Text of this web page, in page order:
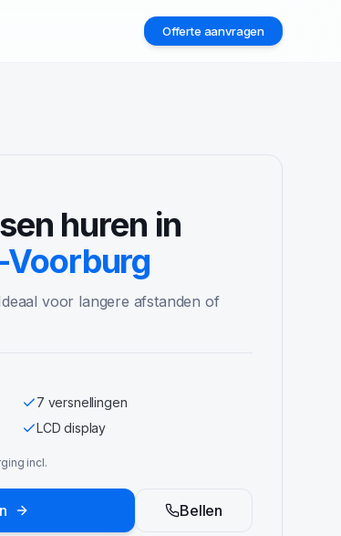
Offerte aanvragen
huren in
voor langere afstanden of
7 versnellingen
LCD display
incl.
Bellen